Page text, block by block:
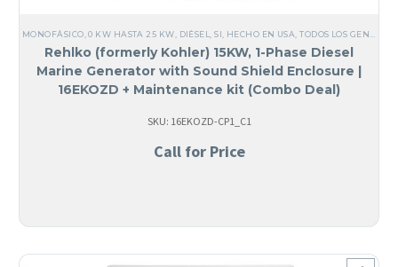
MONOFÁSICO ,0 KW HASTA 25 KW DIÉSEL ,SI, HECHO EN USA ,TODOS LOS GENERADORES
Rehlko (formerly Kohler) 15KW, 1-Phase Diesel
Marine Generator with Sound Shield Enclosure |
16EKOZD + Maintenance kit (Combo Deal)
SKU: 16EKOZD-CP1_C1
Call for Price